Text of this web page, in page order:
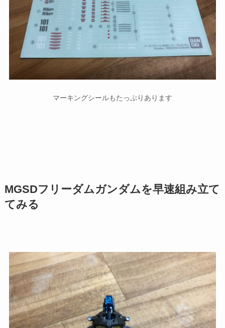
マーキングシールもたっぷりあります
MGSDフリーダムガンダムを早速組み立て
てみる